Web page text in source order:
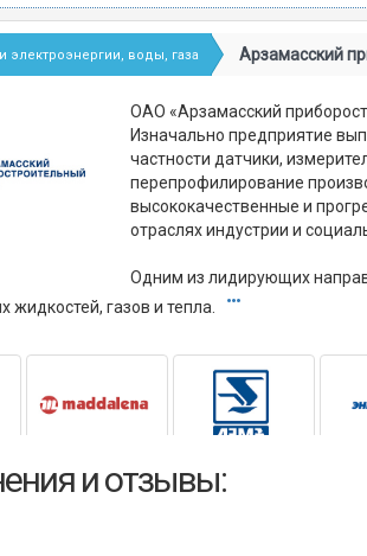
электроэнергии, воды, газа Арзамасский
ОАО «Арзамасский
Изначально предприятие
частности датчики,
перепрофилирование
высококачественные и
отраслях индустрии и
Одним из лидирующих
жидкостей, газов и тепла.
и отзывы: